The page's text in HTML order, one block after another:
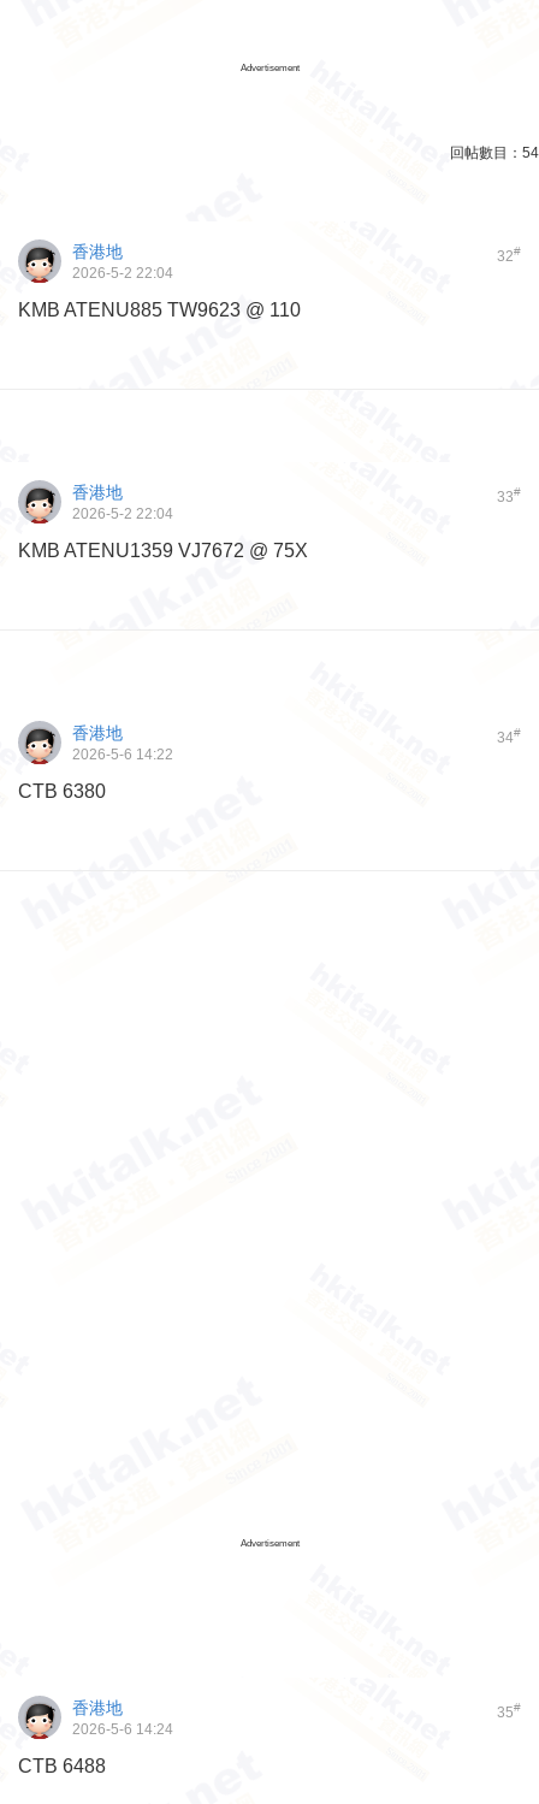
Advertisement
回帖數目： 54
32#
香港地
2026-5-2 22:04
KMB ATENU885 TW9623 @ 110
33#
香港地
2026-5-2 22:04
KMB ATENU1359 VJ7672 @ 75X
34#
香港地
2026-5-6 14:22
CTB 6380
Advertisement
35#
香港地
2026-5-6 14:24
CTB 6488